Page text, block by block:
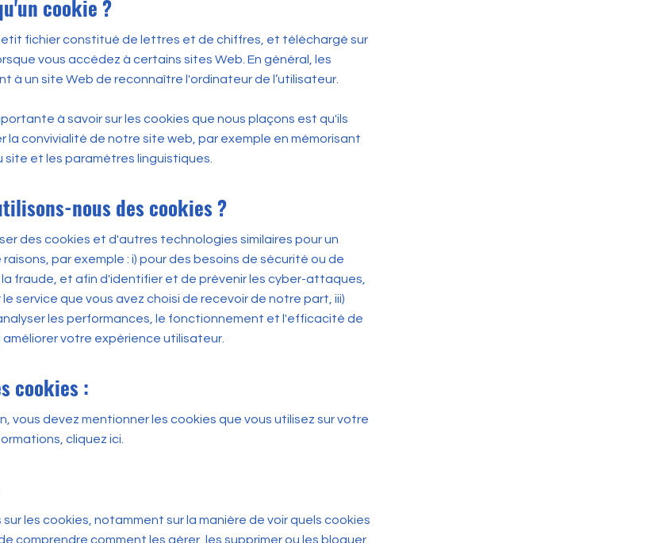
cookie ?
fichier constitué de lettres et de chiffres, et téléchargé sur
vous accédez à certains sites Web. En général, les
à un site Web de reconnaître l'ordinateur de l’utilisateur.
à savoir sur les cookies que nous plaçons est qu'ils
la convivialité de notre site web, par exemple en mémorisant
site et les paramètres linguistiques.
nous des cookies ?
des cookies et d'autres technologies similaires pour un
par exemple : i) pour des besoins de sécurité ou de
fraude, et afin d'identifier et de prévenir les cyber-attaques,
le service que vous avez choisi de recevoir de notre part, iii)
les performances, le fonctionnement et l'efficacité de
votre expérience utilisateur.
cookies :
vous devez mentionner les cookies que vous utilisez sur votre
cliquez ici
sur les cookies, notamment sur la manière de voir quels cookies
comprendre comment les gérer, les supprimer ou les bloquer,